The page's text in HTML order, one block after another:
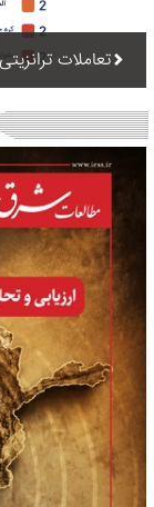
تعاملات